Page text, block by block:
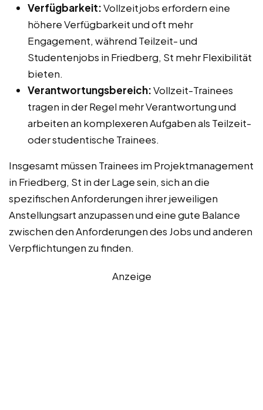
Verfügbarkeit:Vollzeitjobs erfordern eine
höhere Verfügbarkeit und oft mehr
Engagement, während Teilzeit- und
Studentenjobs in Friedberg, St mehr Flexibilität
bieten.
Verantwortungsbereich:Vollzeit-Trainees
tragen in der Regel mehr Verantwortung und
arbeiten an komplexeren Aufgaben als Teilzeit-
oder studentische Trainees.
Insgesamt müssen Trainees im Projektmanagement
in Friedberg, St in der Lage sein, sich an die
spezifischen Anforderungen ihrer jeweiligen
Anstellungsart anzupassen und eine gute Balance
zwischen den Anforderungen des Jobs und anderen
Verpflichtungen zu finden.
Anzeige